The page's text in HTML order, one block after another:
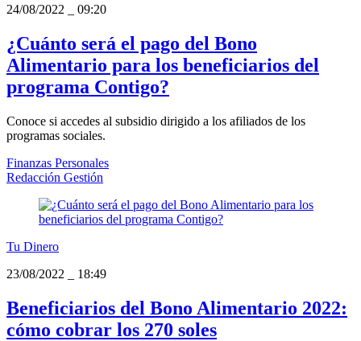
24/08/2022
09:20
¿Cuánto será el pago del Bono
Alimentario para los beneficiarios del
programa Contigo?
Conoce si accedes al subsidio dirigido a los afiliados de los
programas sociales.
Finanzas Personales
Redacción Gestión
Tu Dinero
23/08/2022
18:49
Beneficiarios del Bono Alimentario 2022:
cómo cobrar los 270 soles